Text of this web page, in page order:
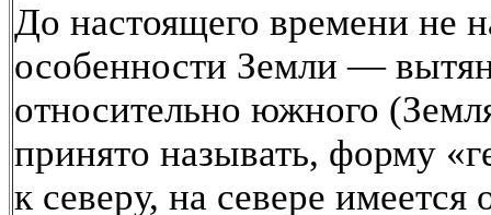
До настоящего времени не
особенности Земли —
относительно южного
принято называть, форму
к северу, на севере